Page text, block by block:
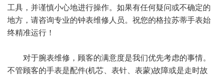
工具，并谨慎小心地进行操作。如果有任何疑问或不确定的
地方，请咨询专业的钟表维修人员。祝您的格拉苏蒂手表始
终精准运行！
对于腕表维修，顾客的满意度是我们优先考虑的事情。
不管顾客的手表是配件(机芯、表针、表蒙)故障或是走时故